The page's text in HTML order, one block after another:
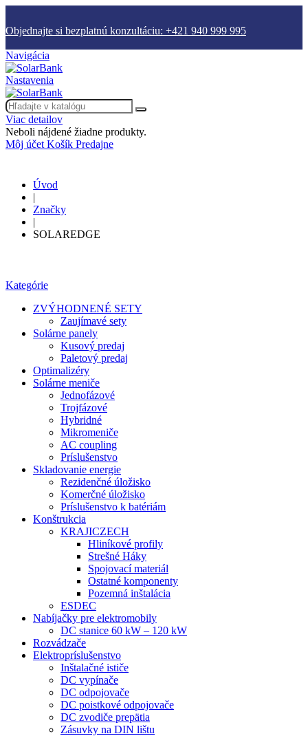
Objednajte si bezplatnú konzultáciu: +421 940 999 995
Navigácia
Nastavenia
Viac detailov
Neboli nájdené žiadne produkty.
Môj účet Košík Predajne
Úvod
|
Značky
|
SOLAREDGE
Kategórie
ZVÝHODNENÉ SETY
Zaujímavé sety
Solárne panely
Kusový predaj
Paletový predaj
Optimalizéry
Solárne meniče
Jednofázové
Trojfázové
Hybridné
Mikromeniče
AC coupling
Príslušenstvo
Skladovanie energie
Rezidenčné úložisko
Komerčné úložisko
Príslušenstvo k batériám
Konštrukcia
KRAJICZECH
Hliníkové profily
Strešné Háky
Spojovací materiál
Ostatné komponenty
Pozemná inštalácia
ESDEC
Nabíjačky pre elektromobily
DC stanice 60 kW – 120 kW
Rozvádzače
Elektropríslušenstvo
Inštalačné ističe
DC vypínače
DC odpojovače
DC poistkové odpojovače
DC zvodiče prepätia
Zásuvky na DIN lištu